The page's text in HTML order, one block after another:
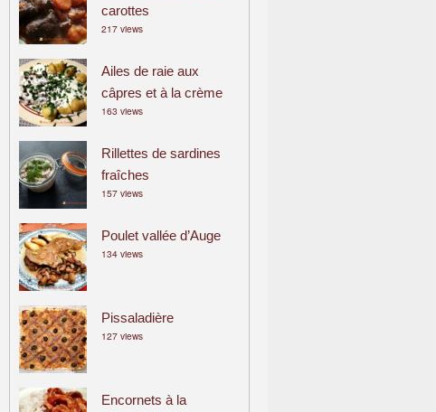
carottes
217 views
Ailes de raie aux
câpres et à la crème
163 views
Rillettes de sardines
fraîches
157 views
Poulet vallée d’Auge
134 views
Pissaladière
127 views
Encornets à la